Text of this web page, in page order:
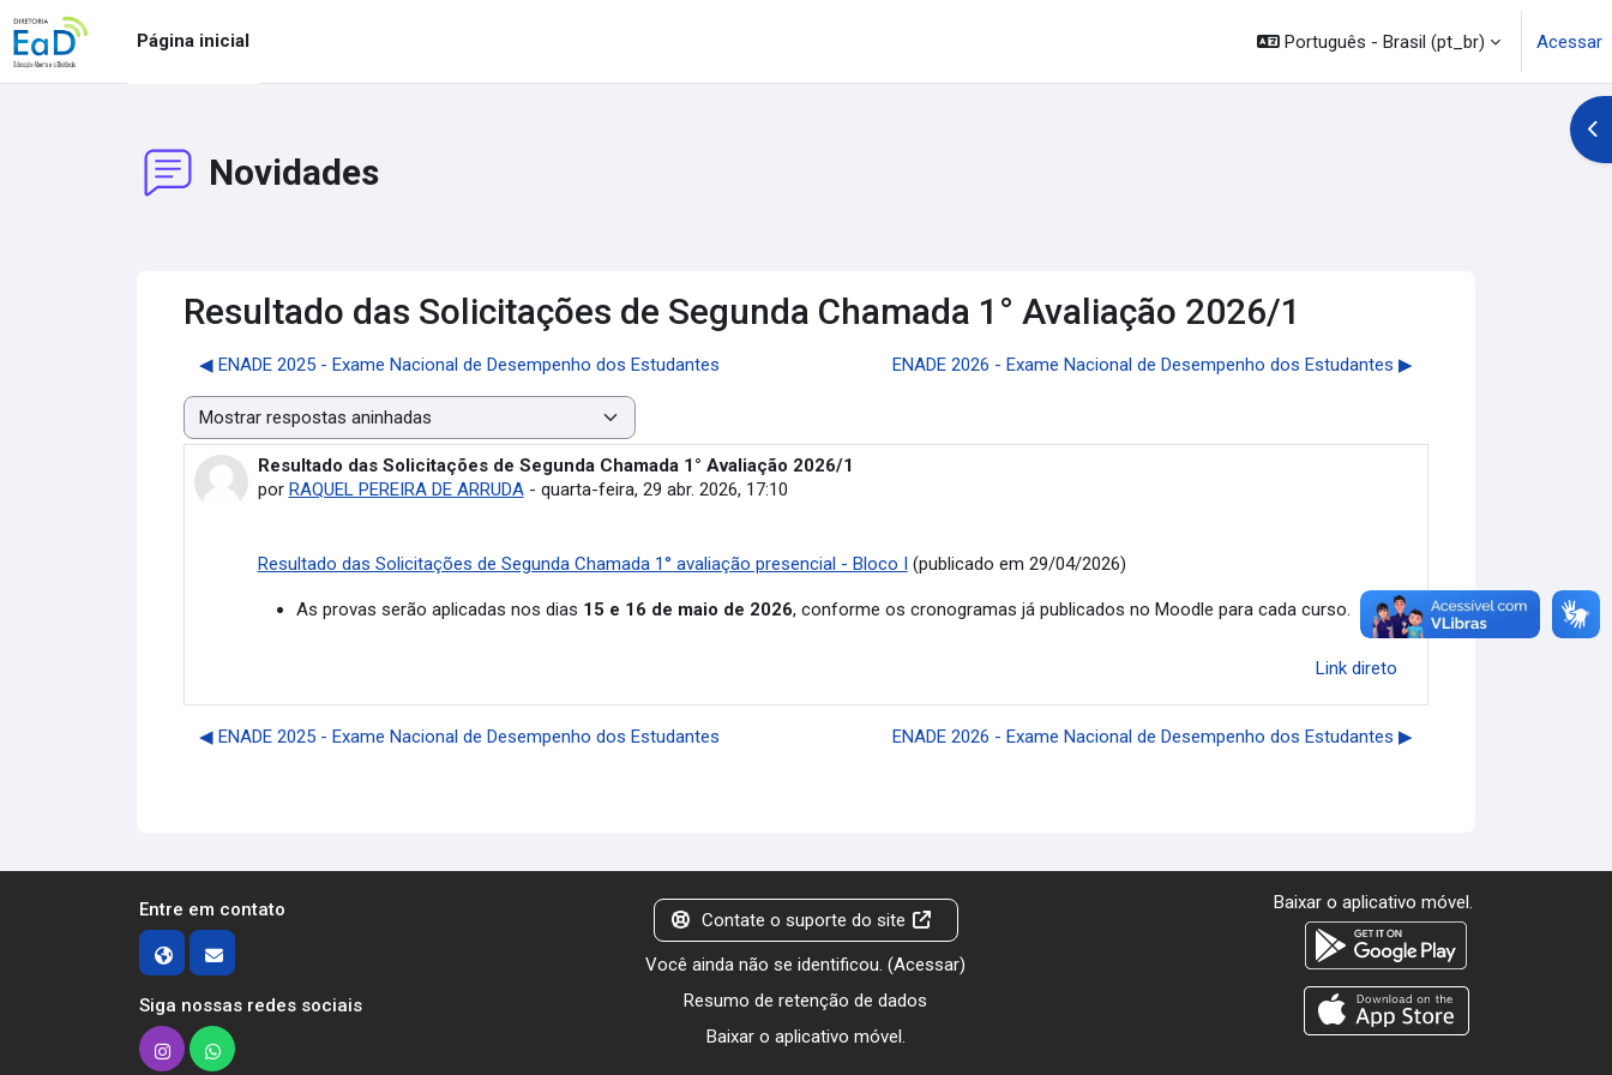
Ir para o conteúdo principal
Página inicial
Português - Brasil ‎(pt_br)‎ Acessar
Novidades
Resultado das Solicitações de Segunda Chamada 1° Avaliação 2026/1
◀︎ ENADE 2025 - Exame Nacional de Desempenho dos Estudantes ENADE 2026 - Exame Nacional de Desempenho dos Estudantes ▶︎
Modo de visualização
Resultado das Solicitações de Segunda Chamada 1° Avaliação 2026/1
por RAQUEL PEREIRA DE ARRUDA- quarta-feira, 29 abr. 2026, 17:10
Número de respostas: 0
Resultado das Solicitações de Segunda Chamada 1° avaliação presencial - Bloco I (publicado em 29/04/2026)
As provas serão aplicadas nos dias 15 e 16 de maio de 2026, conforme os cronogramas já publicados no Moodle para cada curso.
Link direto
◀︎ ENADE 2025 - Exame Nacional de Desempenho dos Estudantes ENADE 2026 - Exame Nacional de Desempenho dos Estudantes ▶︎
Entre em contato
Siga nossas redes sociais
Contate o suporte do site
Você ainda não se identificou. (Acessar)
Resumo de retenção de dados
Baixar o aplicativo móvel.
Baixar o aplicativo móvel.